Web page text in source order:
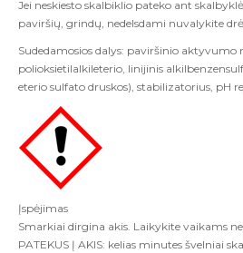
Jei neskiesto skalbiklio pateko ant
paviršių, grindų, nedelsdami nuvalykite
Sudedamosios dalys: paviršinio aktyvumo
polioksietilalkileterio, linijinis
eterio sulfato druskos), stabilizatorius, pH
Įspėjimas
Smarkiai dirgina akis. Laikykite vaikams
PATEKUS Į AKIS: kelias minutes švelniai